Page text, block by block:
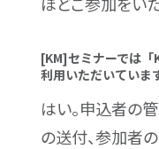
[KM]セミナーでは
利用いただいていま
はい。申込者の
の送付、参加者